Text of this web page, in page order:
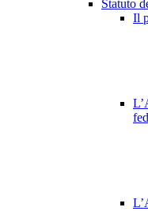
Statuto
Il